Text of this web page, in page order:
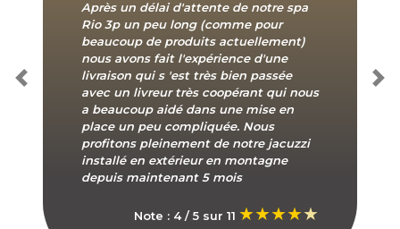
Après un délai d'attente de notre spa
Rio 3p un peu long (comme pour
beaucoup de produits actuellement)
nous avons fait l'expérience d'une
livraison qui s 'est très bien passée
avec un livreur très coopérant qui nous
a beaucoup aidé dans une mise en
place un peu compliquée. Nous
profitons pleinement de notre jacuzzi
installé en extérieur en montagne
depuis maintenant 5 mois
Note : 4 / 5 sur 11
Previous